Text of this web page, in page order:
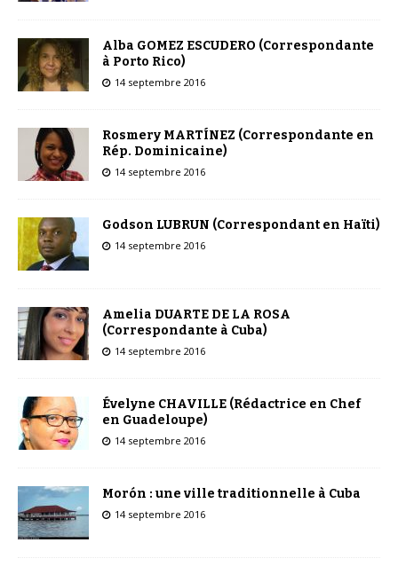
Alba GOMEZ ESCUDERO (Correspondante
à Porto Rico)
14 septembre 2016
Rosmery MARTÍNEZ (Correspondante en
Rép. Dominicaine)
14 septembre 2016
Godson LUBRUN (Correspondant en Haïti)
14 septembre 2016
Amelia DUARTE DE LA ROSA
(Correspondante à Cuba)
14 septembre 2016
Évelyne CHAVILLE (Rédactrice en Chef
en Guadeloupe)
14 septembre 2016
Morón : une ville traditionnelle à Cuba
14 septembre 2016